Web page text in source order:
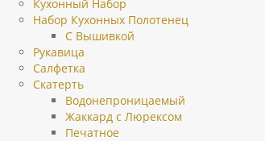
Кухонный Набор
Набор Кухонных Полотенец
С Вышивкой
Рукавица
Салфетка
Скатерть
Водонепроницаемый
Жаккард с Люрексом
Печатное